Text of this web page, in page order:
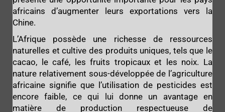
africains d’augmenter leurs exportations vers la
Chine.
L’Afrique possède une richesse de ressources
naturelles et cultive des produits uniques, tels que le
cacao, le café, les fruits tropicaux et les noix. La
nature relativement sous-développée de l’agriculture
africaine signifie que l’utilisation de pesticides est
encore faible, ce qui lui donne un avantage en
matière de production respectueuse de